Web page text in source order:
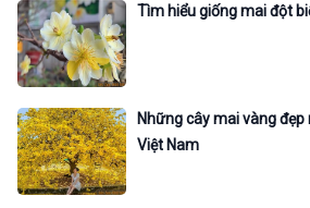
Tìm hiểu giống mai đột
Những cây mai vàng
Việt Nam